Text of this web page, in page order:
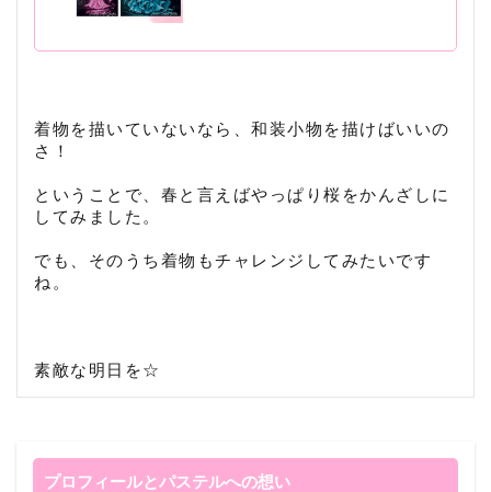
着物を描いていないなら、和装小物を描けばいいの
さ！
ということで、春と言えばやっぱり桜をかんざしに
してみました。
でも、そのうち着物もチャレンジしてみたいです
ね。
素敵な明日を☆
プロフィールとパステルへの想い